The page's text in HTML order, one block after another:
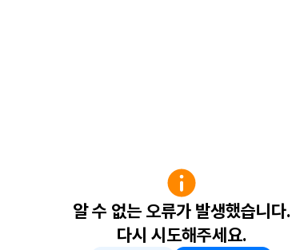
알 수 없는 오류가 발생했습니다.
다시 시도해주세요.